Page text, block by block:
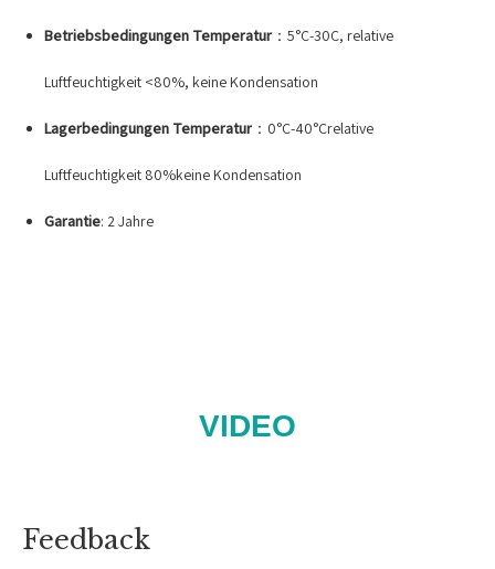
Betriebsbedingungen Temperatur：5°C-30C, relative
Luftfeuchtigkeit <80%, keine Kondensation
Lagerbedingungen Temperatur：0°C-40°Crelative
Luftfeuchtigkeit 80%keine Kondensation
Garantie: 2 Jahre
VIDEO
Feedback